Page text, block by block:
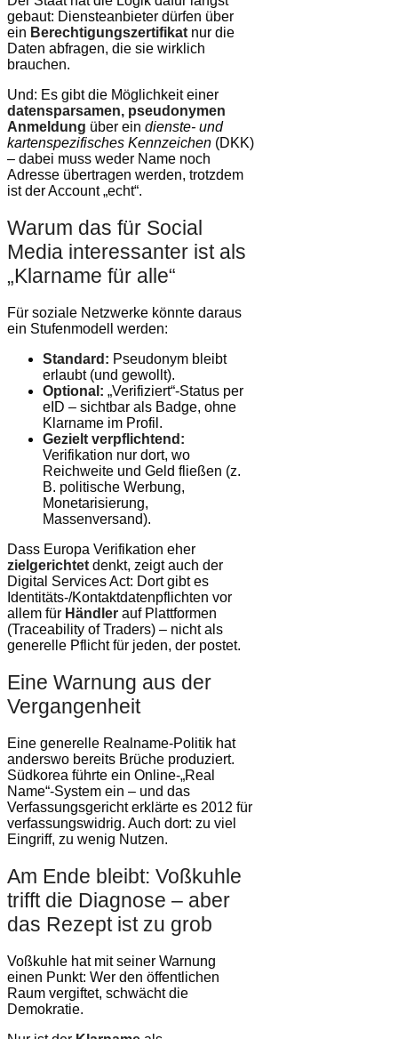
gebaut: Diensteanbieter dürfen über
ein Berechtigungszertifikat nur die
Daten abfragen, die sie wirklich
brauchen.
Und: Es gibt die Möglichkeit einer
datensparsamen, pseudonymen
Anmeldung über ein dienste- und
kartenspezifisches Kennzeichen (DKK)
– dabei muss weder Name noch
Adresse übertragen werden, trotzdem
ist der Account „echt“.
Warum das für Social
Media interessanter ist als
„Klarname für alle“
Für soziale Netzwerke könnte daraus
ein Stufenmodell werden:
Standard: Pseudonym bleibt
erlaubt (und gewollt).
Optional: „Verifiziert“-Status per
eID – sichtbar als Badge, ohne
Klarname im Profil.
Gezielt verpflichtend:
Verifikation nur dort, wo
Reichweite und Geld fließen (z.
B. politische Werbung,
Monetarisierung,
Massenversand).
Dass Europa Verifikation eher
zielgerichtet denkt, zeigt auch der
Digital Services Act: Dort gibt es
Identitäts-/Kontaktdatenpflichten vor
allem für Händler auf Plattformen
(Traceability of Traders) – nicht als
generelle Pflicht für jeden, der postet.
Eine Warnung aus der
Vergangenheit
Eine generelle Realname-Politik hat
anderswo bereits Brüche produziert.
Südkorea führte ein Online-„Real
Name“-System ein – und das
Verfassungsgericht erklärte es 2012 für
verfassungswidrig. Auch dort: zu viel
Eingriff, zu wenig Nutzen.
Am Ende bleibt: Voßkuhle
trifft die Diagnose – aber
das Rezept ist zu grob
Voßkuhle hat mit seiner Warnung
einen Punkt: Wer den öffentlichen
Raum vergiftet, schwächt die
Demokratie.